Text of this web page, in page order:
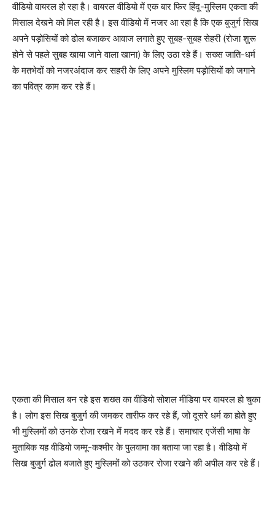
वीडियो वायरल हो रहा है। वायरल वीडियो में एक बार फिर हिंदू-मुस्लिम एकता की
मिसाल देखने को मिल रही है। इस वीडियो में नजर आ रहा है कि एक बुजुर्ग सिख
अपने पड़ोसियों को ढोल बजाकर आवाज लगाते हुए सुबह-सुबह सेहरी (रोजा शुरू
होने से पहले सुबह खाया जाने वाला खाना) के लिए उठा रहे हैं। सख्स जाति-धर्म
के मतभेदों को नजरअंदाज कर सहरी के लिए अपने मुस्लिम पड़ोसियों को जगाने
का पवित्र काम कर रहे हैं।
एकता की मिसाल बन रहे इस शख्स का वीडियो सोशल मीडिया पर वायरल हो चुका
है। लोग इस सिख बुजुर्ग की जमकर तारीफ कर रहे हैं, जो दूसरे धर्म का होते हुए
भी मुस्लिमों को उनके रोजा रखने में मदद कर रहे हैं। समाचार एजेंसी भाषा के
मुताबिक यह वीडियो जम्मू-कश्मीर के पुलवामा का बताया जा रहा है। वीडियो में
सिख बुजुर्ग ढोल बजाते हुए मुस्लिमों को उठकर रोजा रखने की अपील कर रहे हैं।